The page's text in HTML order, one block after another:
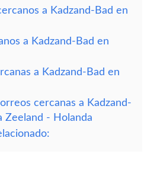
a Kadzand-Bad en
a Kadzand-Bad en
a Kadzand-Bad en
cercanas a Kadzand-
Zeeland - Holanda